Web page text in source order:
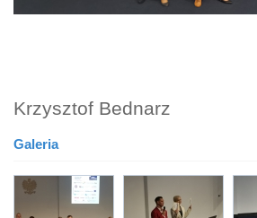
Krzysztof Bednarz
Galeria